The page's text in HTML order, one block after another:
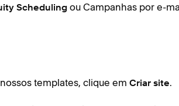
Scheduling ou Campanhas por e-
templates, clique em Criar site.